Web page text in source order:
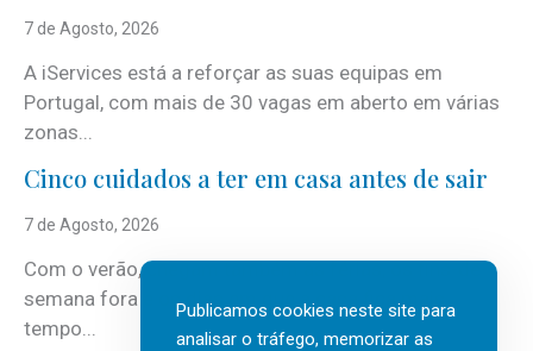
7 de Agosto, 2026
A iServices está a reforçar as suas equipas em
Portugal, com mais de 30 vagas em aberto em várias
zonas...
Cinco cuidados a ter em casa antes de sair
7 de Agosto, 2026
Com o verão, chegam também as férias, os fins-de-
semana fora e os dias em que a casa fica mais
tempo...
Publicamos cookies neste site para
analisar o tráfego, memorizar as